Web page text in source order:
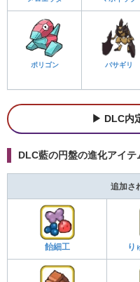
ポリゴン バサギリ
DLC内
DLC藍の円盤の進化アイテ
追加さ
飴細工 り